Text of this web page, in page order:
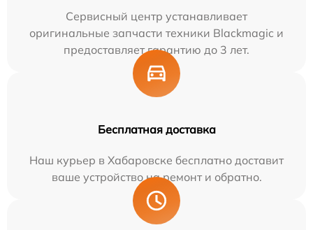
Сервисный центр устанавливает
оригинальные запчасти техники Blackmagic и
предоставляет гарантию до 3 лет.
Бесплатная доставка
Наш курьер в Хабаровске бесплатно доставит
ваше устройство на ремонт и обратно.